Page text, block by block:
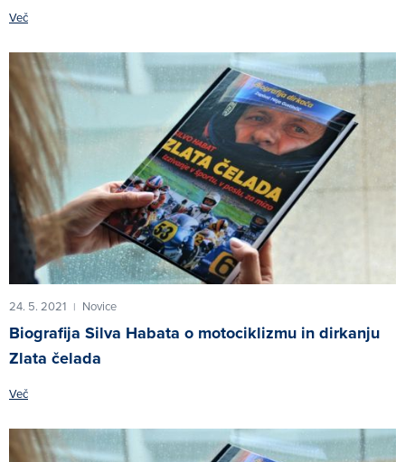
Več
24. 5. 2021 | Novice
Biografija Silva Habata o motociklizmu in dirkanju
Zlata čelada
Več